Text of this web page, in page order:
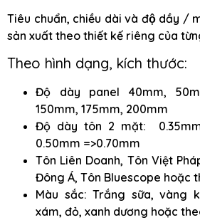
Tiêu chuẩn, chiều dài và độ dầy /
sản xuất theo thiết kế riêng của
Theo hình dạng, kích thước:
Độ dày panel 40mm,
150mm, 175mm, 200mm
Độ dày tôn 2 mặt:
0.50mm =>0.70mm
Tôn Liên Doanh, Tôn Việt
Đông Á, Tôn Bluescope hoặc
Màu sắc: Trắng sữa, vàng
xám, đỏ, xanh dương hoặc